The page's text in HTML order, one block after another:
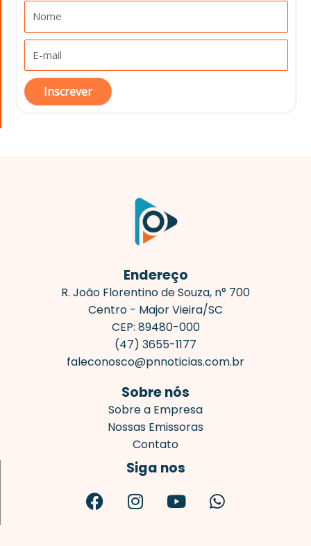
Inscrever
Endereço
R. João Florentino de Souza, n° 700
Centro - Major Vieira/SC
CEP: 89480-000
(47) 3655-1177
faleconosco@pnnoticias.com.br
Sobre nós
Sobre a Empresa
Nossas Emissoras
Contato
Siga nos
a n o h